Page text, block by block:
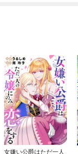
女嫌い公爵はただ一人